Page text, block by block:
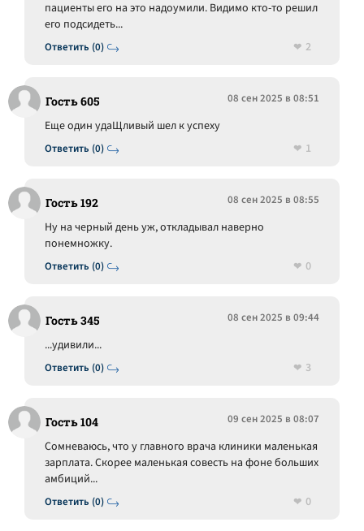
Ответить (0)
пациенты его на это надоумили. Видимо кто-то решил
его подсидеть...
2
Гость 605 08 сен 2025 в 08:51
Ответить (0)
Еще один удаЩливый шел к успеху
1
Гость 192 08 сен 2025 в 08:55
Ответить (0)
Ну на черный день уж, откладывал наверно
понемножку.
0
Гость 345 08 сен 2025 в 09:44
Ответить (0)
...удивили...
3
Гость 104 09 сен 2025 в 08:07
Ответить (0)
Сомневаюсь, что у главного врача клиники маленькая
зарплата. Скорее маленькая совесть на фоне больших
амбиций...
0